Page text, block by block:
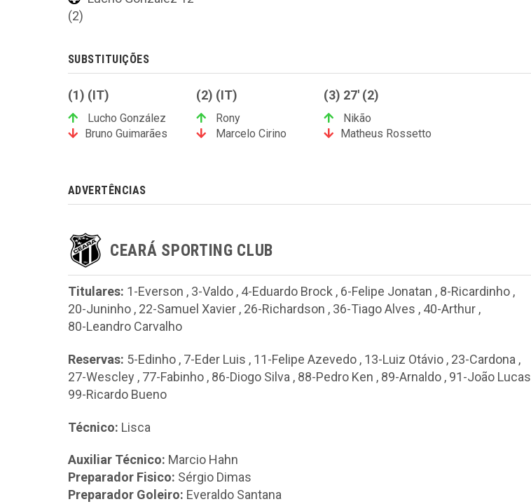
(2)
SUBSTITUIÇÕES
(1) (IT)
Lucho González
Bruno Guimarães
(2) (IT)
Rony
Marcelo Cirino
(3) 27' (2)
Nikão
Matheus Rossetto
ADVERTÊNCIAS
CEARÁ SPORTING CLUB
Titulares: 1-Everson , 3-Valdo , 4-Eduardo Brock , 6-Felipe Jonatan , 8-Ricardinho ,
20-Juninho , 22-Samuel Xavier , 26-Richardson , 36-Tiago Alves , 40-Arthur ,
80-Leandro Carvalho
Reservas: 5-Edinho , 7-Eder Luis , 11-Felipe Azevedo , 13-Luiz Otávio , 23-Cardona ,
27-Wescley , 77-Fabinho , 86-Diogo Silva , 88-Pedro Ken , 89-Arnaldo , 91-João Lucas
99-Ricardo Bueno
Técnico: Lisca
Auxiliar Técnico: Marcio Hahn
Preparador Fisico: Sérgio Dimas
Preparador Goleiro: Everaldo Santana